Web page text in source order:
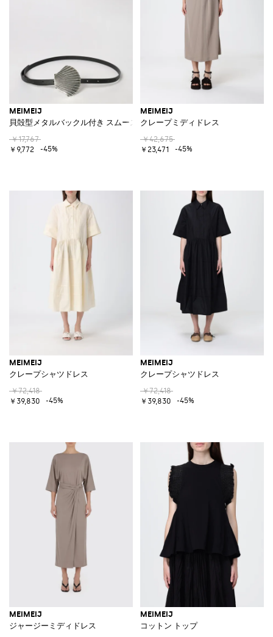
MEIMEIJ
貝殻型メタルバックル付き スムースレザーベルト
￥17,767
￥9,772
-45%
MEIMEIJ
クレープミディドレス
￥42,675
￥23,471
-45%
MEIMEIJ
クレープシャツドレス
￥72,418
￥39,830
-45%
MEIMEIJ
クレープシャツドレス
￥72,418
￥39,830
-45%
MEIMEIJ
ジャージーミディドレス
MEIMEIJ
コットン トップ